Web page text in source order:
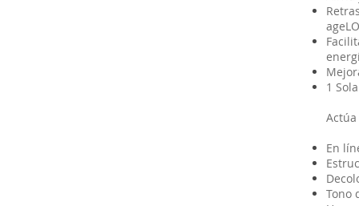
1
En
Tono